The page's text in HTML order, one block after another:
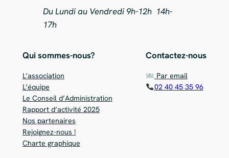
Du Lundi au Vendredi 9h-12h 14h-
17h
Qui sommes-nous?
L’association
L’équipe
Le Conseil d’Administration
Rapport d’activité 2025
Nos partenaires
Rejoignez-nous !
Charte graphique
Contactez-nous
Par email
02 40 45 35 96